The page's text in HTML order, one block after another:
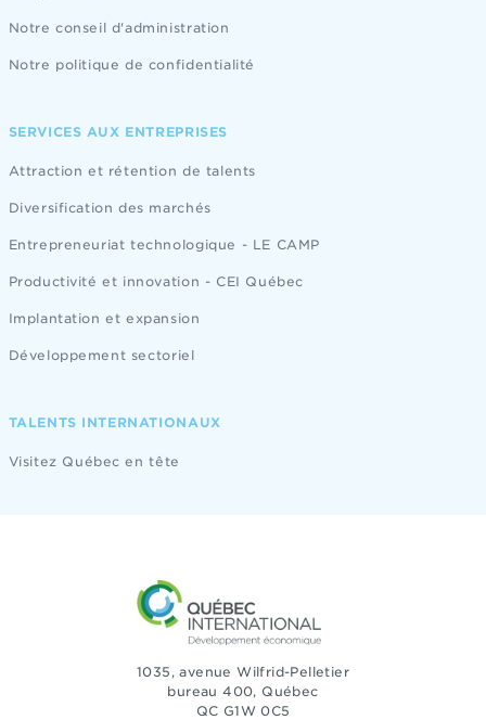
Notre conseil d'administration
Notre politique de confidentialité
SERVICES AUX ENTREPRISES
Attraction et rétention de talents
Diversification des marchés
Entrepreneuriat technologique - LE CAMP
Productivité et innovation - CEI Québec
Implantation et expansion
Développement sectoriel
TALENTS INTERNATIONAUX
Visitez Québec en tête
1035, avenue Wilfrid-Pelletier
bureau 400, Québec
QC G1W 0C5